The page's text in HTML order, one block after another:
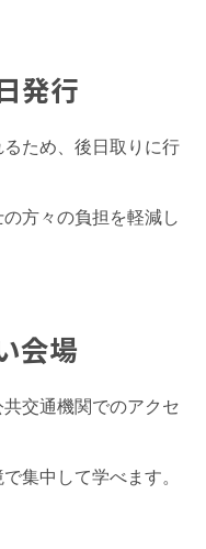
発行
ため、後日取りに行
方々の負担を軽減し
会場
交通機関でのアクセ
集中して学べます。